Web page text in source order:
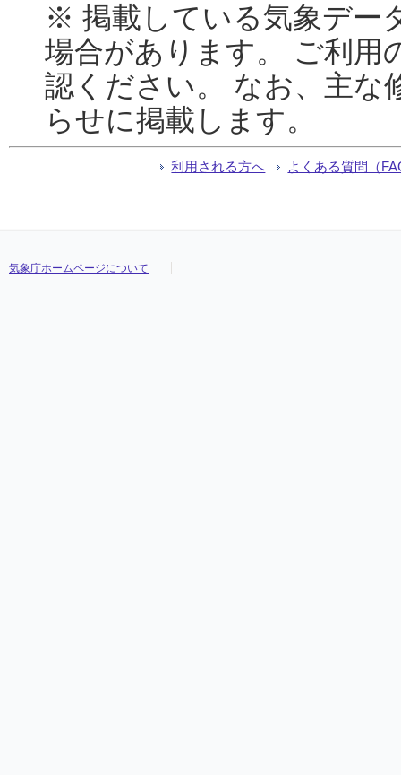
※ 掲載している気象デー
場合があります。 ご利用
認ください。 なお、主な
らせに掲載します。
利用される方へ よくある質問（
気象庁ホームページについて